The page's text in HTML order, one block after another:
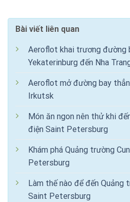
Bài viết liên quan
Aeroflot khai trương đường
Yekaterinburg đến Nha
Aeroflot mở đường bay
Irkutsk
Món ăn ngon nên thử khi
điện Saint Petersburg
Khám phá Quảng trường
Petersburg
Làm thế nào để đến Quảng
Saint Petersburg